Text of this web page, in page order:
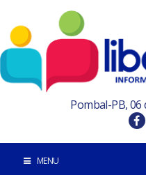
Pombal-PB, 06
MENU